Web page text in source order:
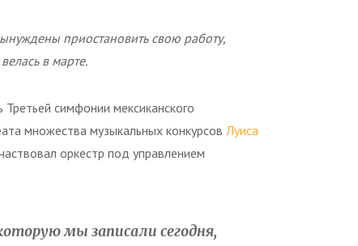
приостановить свою работу,
в марте.
Третьей симфонии мексиканского
множества музыкальных конкурсов Луиса
оркестр под управлением
мы записали сегодня,